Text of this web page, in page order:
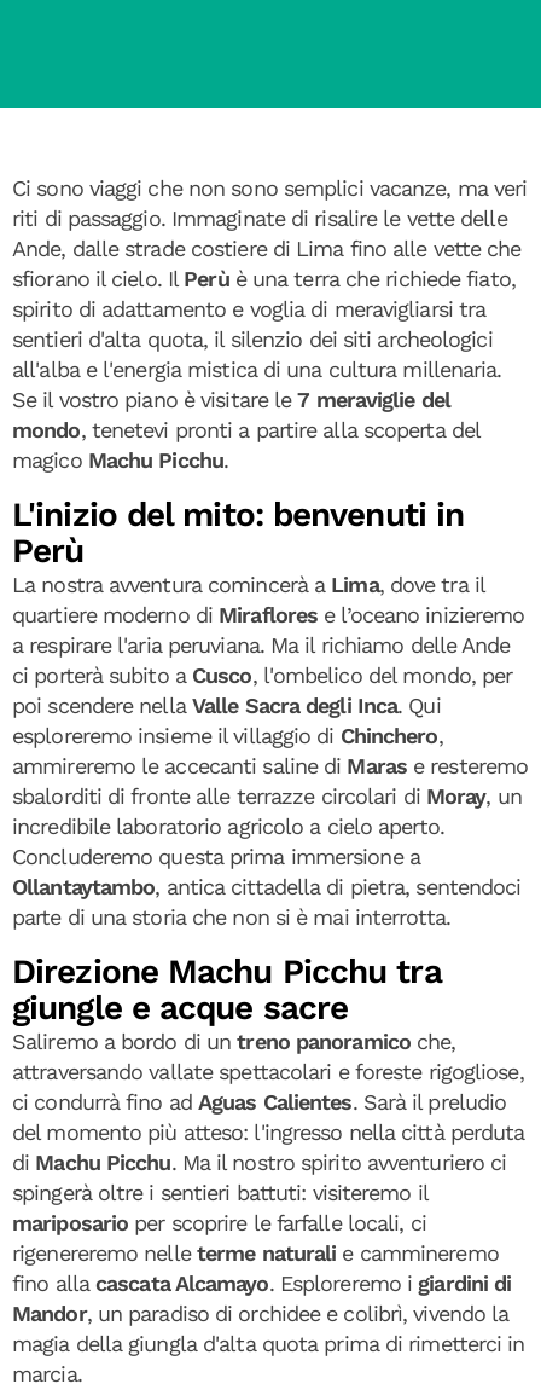
Ci sono viaggi che non sono semplici vacanze, ma veri
riti di passaggio. Immaginate di risalire le vette delle
Ande, dalle strade costiere di Lima fino alle vette che
sfiorano il cielo. Il Perùè una terra che richiede fiato,
spirito di adattamento e voglia di meravigliarsi tra
sentieri d'alta quota, il silenzio dei siti archeologici
all'alba e l'energia mistica di una cultura millenaria.
Se il vostro piano è visitare le7 meraviglie del
mondo, tenetevi pronti a partire alla scoperta del
magico Machu Picchu.
L'inizio del mito: benvenuti in
Perù
La nostra avventura comincerà a Lima, dove tra il
quartiere moderno di Miraflores e l’oceano inizieremo
a respirare l'aria peruviana. Ma il richiamo delle Ande
ci porterà subito a Cusco, l'ombelico del mondo, per
poi scendere nella Valle Sacra degli Inca. Qui
esploreremo insieme il villaggio di Chinchero,
ammireremo le accecanti saline di Marase resteremo
sbalorditi di fronte alle terrazze circolari di Moray, un
incredibile laboratorio agricolo a cielo aperto.
Concluderemo questa prima immersione a
Ollantaytambo, antica cittadella di pietra, sentendoci
parte di una storia che non si è mai interrotta.
Direzione Machu Picchu tra
giungle e acque sacre
Saliremo a bordo di untreno panoramicoche,
attraversando vallate spettacolari e foreste rigogliose,
ci condurrà fino ad Aguas Calientes. Sarà il preludio
del momento più atteso: l'ingresso nella città perduta
di Machu Picchu. Ma il nostro spirito avventuriero ci
spingerà oltre i sentieri battuti: visiteremo il
mariposario per scoprire le farfalle locali, ci
rigenereremo nelleterme naturali e cammineremo
fino alla cascata Alcamayo. Esploreremo i giardini di
Mandor, un paradiso di orchidee e colibrì, vivendo la
magia della giungla d'alta quota prima di rimetterci in
marcia.